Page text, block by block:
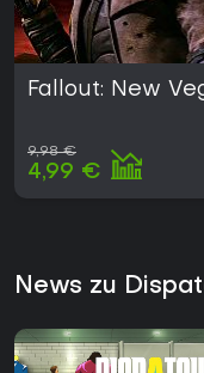
Fallout: New
9,98 €
4,99 €
News zu